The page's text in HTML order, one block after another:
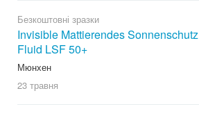
Безкоштовні зразки
Invisible Mattierendes Sonnenschutz
Fluid LSF 50+
Мюнхен
23 травня